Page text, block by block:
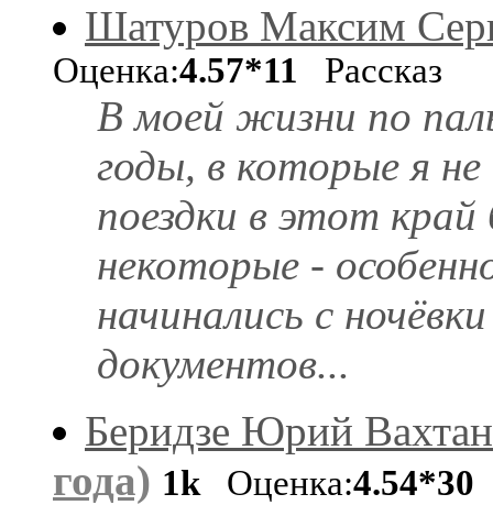
Шатуров Максим
Оценка:4.57*11 Рассказ
В моей жизни по
годы, в которые я не
поездки в этот
некоторые -
начинались с
документов...
Беридзе Юрий
года) 1k Оценка:4.54*30